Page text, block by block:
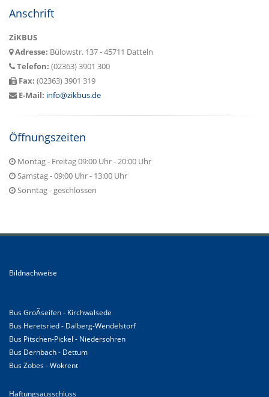
Anschrift
ZiKBUS
Adresse: Bülowstr. 137 - 45711 Datteln
Telefon: (02363) 3901 300
Fax: (02363) 3901 319
E-Mail: info@zikbus.de
Öffnungszeiten
Montag - Freitag 09:00 Uhr - 20:00 Uhr
Samstag - 09:00 Uhr - 13:00 Uhr
Sonntag - geschlossen
Bildnachweise
Bus GroÃseifen - Kirchwalsede
Bus Heretsried - Dalberg-Wendelstorf
Bus Pitschen-Pickel - Niedersohren
Bus Dernbach - Dettum
Bus Zobes - Wokrent
Haftungsausschluss